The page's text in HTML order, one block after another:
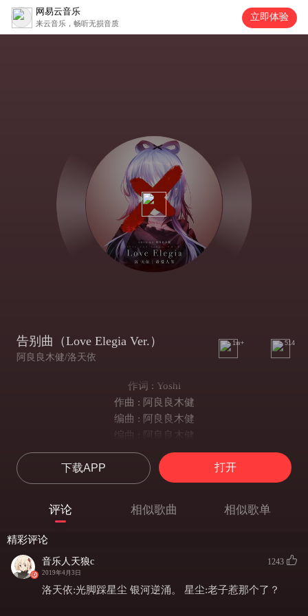
网易云音乐
来云音乐，畅听无损音质
立即体验
告别曲（Love Elegia Ver.）
阿良良木健/洛天依
1w+ 514
作词 : Yoshi
作曲 : 阿良良木健
编曲 : 阿良良木健
编曲 : 阿良良木健
上一刻 夭折美梦
噩耗 盘旋在 我的眼瞳
坠往虚空 漂浮 水银中
驱赶着我 逃出这牢笼
死亡本轻松 就像发疯
下载APP 打开
评论 相似歌曲 相似歌单
精彩评论
音乐人天狼c
2019年4月3日
1243
洛天依:光脚踩星尘 银河逆涌。 星尘:老子惹那个了？